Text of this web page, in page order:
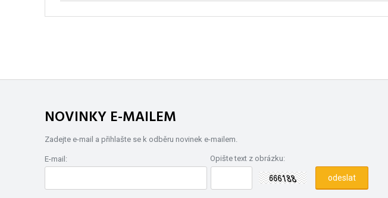
NOVINKY E-MAILEM
Zadejte e-mail a přihlašte se k odběru novinek e-mailem.
E-mail: Opište text z obrázku: